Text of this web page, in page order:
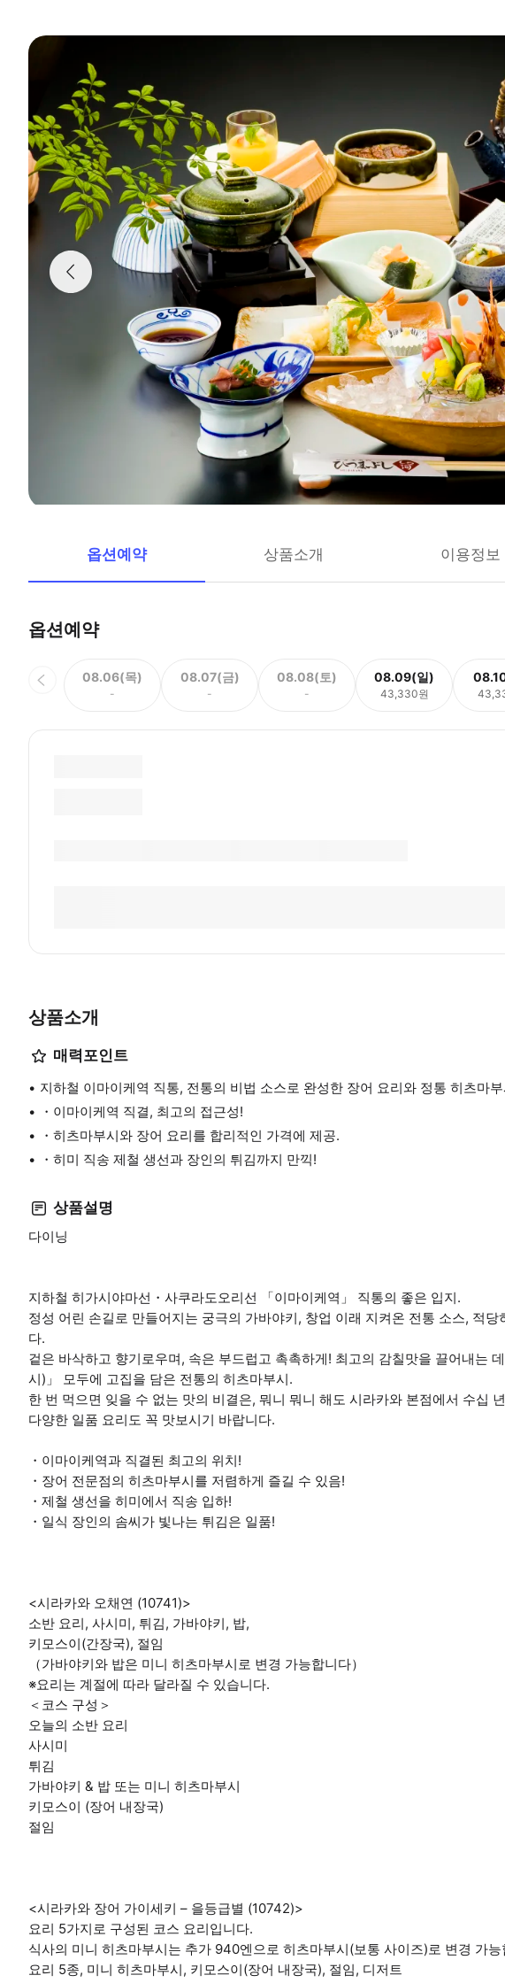
옵션예약 상품소개 이용정보
옵션예약
08.06(목)
-
08.07(금)
-
08.08(토)
-
08.09(일)
43,330원
상품소개
매력포인트
지하철 이마이케역 직통, 전통의 비법 소스로 완성한 장어 요리와 정통 히츠마
・이마이케역 직결, 최고의 접근성!
・히츠마부시와 장어 요리를 합리적인 가격에 제공.
・히미 직송 제철 생선과 장인의 튀김까지 만끽!
상품설명
다이닝
지하철 히가시야마선・사쿠라도오리선 「이마이케역」 직통의 좋은 입지.
정성 어린 손길로 만들어지는 궁극의 가바야키, 창업 이래 지켜온 전통 소스, 적
다.
겉은 바삭하고 향기로우며, 속은 부드럽고 촉촉하게! 최고의 감칠맛을 끌어내는
시)」 모두에 고집을 담은 전통의 히츠마부시.
한 번 먹으면 잊을 수 없는 맛의 비결은, 뭐니 뭐니 해도 시라카와 본점에서 수십
다양한 일품 요리도 꼭 맛보시기 바랍니다.
・이마이케역과 직결된 최고의 위치!
・장어 전문점의 히츠마부시를 저렴하게 즐길 수 있음!
・제철 생선을 히미에서 직송 입하!
・일식 장인의 솜씨가 빛나는 튀김은 일품!
<시라카와 오채연 (10741)>
소반 요리, 사시미, 튀김, 가바야키, 밥,
키모스이(간장국), 절임
（가바야키와 밥은 미니 히츠마부시로 변경 가능합니다）
※요리는 계절에 따라 달라질 수 있습니다.
＜코스 구성＞
오늘의 소반 요리
사시미
튀김
가바야키 & 밥 또는 미니 히츠마부시
키모스이 (장어 내장국)
절임
<시라카와 장어 가이세키 – 을등급별 (10742)>
요리 5가지로 구성된 코스 요리입니다.
식사의 미니 히츠마부시는 추가 940엔으로 히츠마부시(보통 사이즈)로 변경 가능
요리 5종, 미니 히츠마부시, 키모스이(장어 내장국), 절임, 디저트